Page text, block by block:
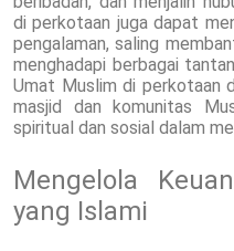
di perkotaan juga dapat
pengalaman, saling
menghadapi berbagai
Umat Muslim di perkotaan
masjid dan komunitas
spiritual dan sosial dalam
Mengelola
yang Islami